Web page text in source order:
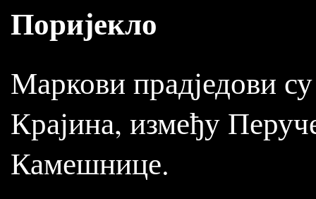
Поријекло
Маркови прадједови
Крајина, између
Камешнице.